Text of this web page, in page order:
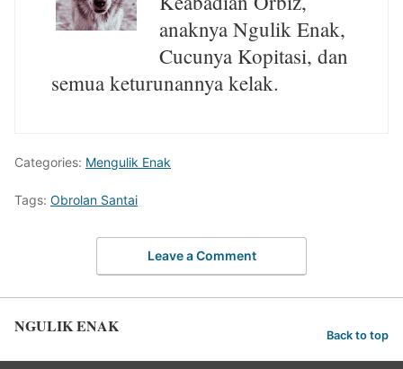
anaknya Ngulik Enak,
Cucunya Kopitasi, dan
semua keturunannya kelak.
Categories: Mengulik Enak
Tags: Obrolan Santai
Leave a Comment
NGULIK ENAK Back to top